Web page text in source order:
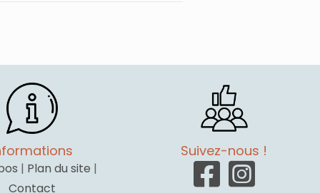
| Plan du site |
Contact
Suivez-nous !